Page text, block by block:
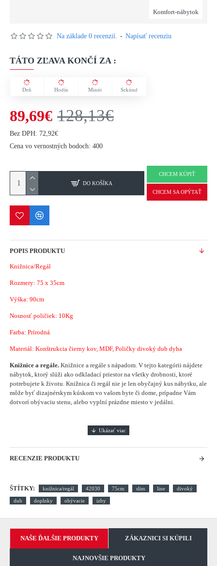
Komfort-nábytok
Na základe 0 recenzií. - Napísať recenziu
TÁTO ZĽAVA KONČÍ ZA :
Deň Hodín Minút Sekúnd
89,69€ 128,13€
Bez DPH: 72,92€
Cena vo vernostných bodoch: 400
DO KOŠÍKA
CHCEM KÚPIŤ
CHCEM SA OPÝTAŤ
POPIS PRODUKTU
Knižnica/Regál
Rozmery: 75 x 35cm
Výška: 90cm
Nosnosť poličiek: 10Kg
Farba: Prírodná
Materiál: Konštrukcia čierny kov, MDF, Poličky divoký dub dyha
Knižnice a regále. Knižnice a regále s nápadom. V tejto kategórii nájdete
nábytok, ktorý slúži ako odkladací priestor na všetky drobnosti, ktoré
potrebujete k životu. Knižnica či regál nie je len obyčajný kus nábytku, ale
môže byť dizajnérskym kúskom vo vašom byte či dome, prípadne Vám
dotvorí obývaciu stenu, alebo vyplní prázdne miesto v jedálni.
RECENZIE PRODUKTU
ŠTÍTKY: knižnica/regál 42030 75cm slim line divoký
dub doplnky obývacie izby
NAŠE ĎALŠIE PRODUKTY ZÁKAZNICI SI KÚPILI
NAJNOVŠIE PRODUKTY